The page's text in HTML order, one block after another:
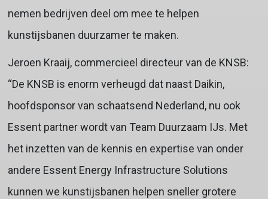
nemen bedrijven deel om mee te helpen
kunstijsbanen duurzamer te maken.
Jeroen Kraaij, commercieel directeur van de KNSB:
“De KNSB is enorm verheugd dat naast Daikin,
hoofdsponsor van schaatsend Nederland, nu ook
Essent partner wordt van Team Duurzaam IJs. Met
het inzetten van de kennis en expertise van onder
andere Essent Energy Infrastructure Solutions
kunnen we kunstijsbanen helpen sneller grotere